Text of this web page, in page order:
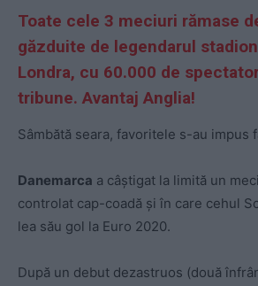
Toate cele 3 meciuri rămase
găzduite de legendarul
Londra, cu 60.000 de
tribune. Avantaj Anglia!
Sâmbătă seara, favoritele s-au impus
Danemarca a câștigat la limită un
controlat cap-coadă și în care cehul
lea său gol la Euro 2020.
După un debut dezastruos (două